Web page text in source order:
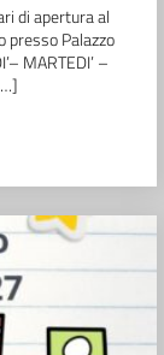
di apertura al
presso Palazzo
MARTEDI’ –